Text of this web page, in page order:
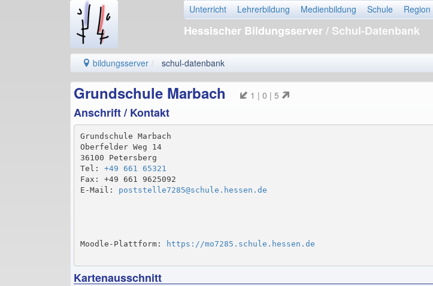
Unterricht Lehrerbildung Medienbildung Schule Region
Hessischer Bildungsserver/ Schul-Datenbank
bildungsserver schul-datenbank
Grundschule Marbach 1 | 0 | 5
Anschrift / Kontakt
Grundschule Marbach
Oberfelder Weg 14
36100 Petersberg
Tel: +49 661 65321
Fax: +49 661 9625092
E-Mail: poststelle7285@schule.hessen.de
Moodle-Plattform: https://mo7285.schule.hessen.de
Kartenausschnitt